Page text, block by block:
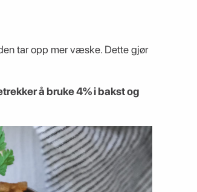
tar opp mer væske. Dette gjør
å bruke 4% i bakst og